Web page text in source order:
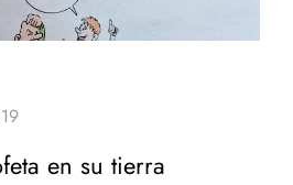
en su tierra